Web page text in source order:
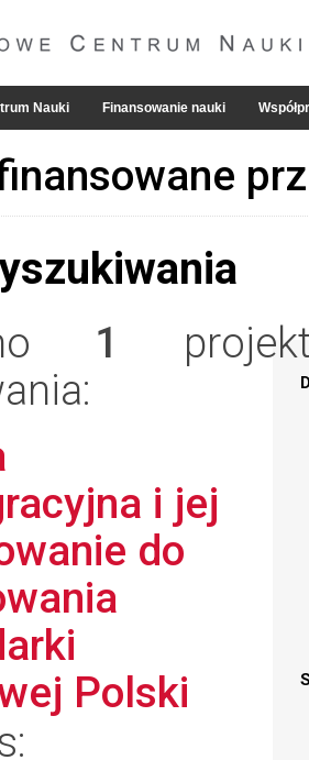
Nauki Finansowanie nauki
1
i jej
do
Polski